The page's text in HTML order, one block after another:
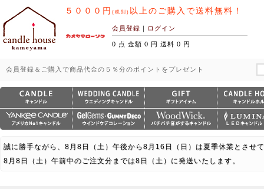
５０００円 (税別) 以上のご購入で送料無料！
会員登録 ｜ ログイン
0 点 金額 0 円 送料 0 円
会員登録＆ご購入で商品代金の５％分のポイントをプレゼント
誠に勝手ながら、8月8日（土）午後から8月16日（日）は夏季休業とさせ
8月8日（土）午前中のご注文分までは8日（土）に発送いたします。